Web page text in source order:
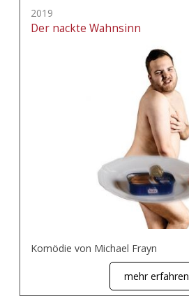
2019
Der nackte Wahnsinn
Komödie von Michael Frayn
mehr erfahren